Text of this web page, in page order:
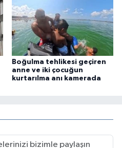
Boğulma tehlikesi geçiren
anne ve iki çocuğun
kurtarılma anı kamerada